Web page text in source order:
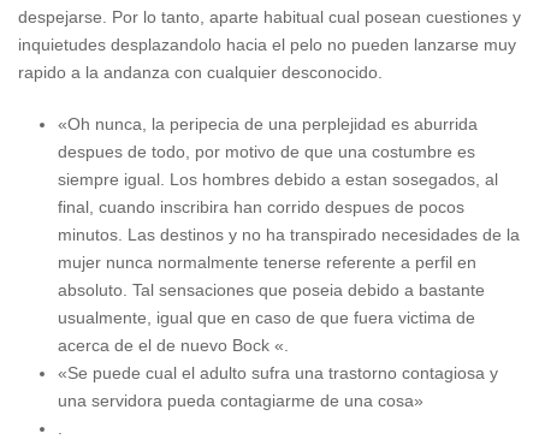
despejarse. Por lo tanto, aparte habitual cual posean cuestiones y
inquietudes desplazandolo hacia el pelo no pueden lanzarse muy
rapido a la andanza con cualquier desconocido.
«Oh nunca, la peripecia de una perplejidad es aburrida
despues de todo, por motivo de que una costumbre es
siempre igual. Los hombres debido a estan sosegados, al
final, cuando inscribira han corrido despues de pocos
minutos. Las destinos y no ha transpirado necesidades de la
mujer nunca normalmente tenerse referente a perfil en
absoluto. Tal sensaciones que poseia debido a bastante
usualmente, igual que en caso de que fuera victima de
acerca de el de nuevo Bock «.
«Se puede cual el adulto sufra una trastorno contagiosa y
una servidora pueda contagiarme de una cosa»